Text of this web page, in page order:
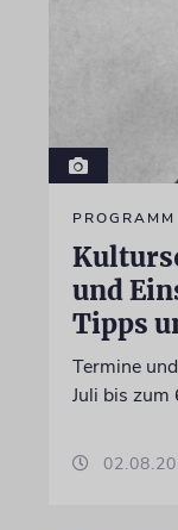
PROGRAMM
und
Tipps
Termine
Juli bis zum